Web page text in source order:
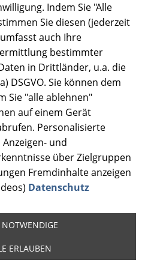
Indem Sie "Alle
Sie diesen (jederzeit
auch Ihre
bestimmter
in Drittländer, u.a. die
DSGVO. Sie können dem
Sie "alle ablehnen"
auf einem Gerät
Personalisierte
und
über Zielgruppen
Fremdinhalte anzeigen
Datenschutz
ERLAUBEN